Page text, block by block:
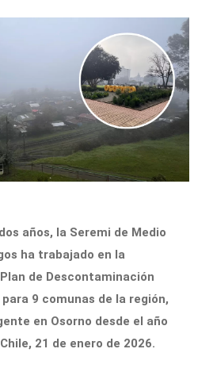
años, la Seremi de Medio
ha trabajado en la
de Descontaminación
9 comunas de la región,
en Osorno desde el año
21 de enero de 2026.